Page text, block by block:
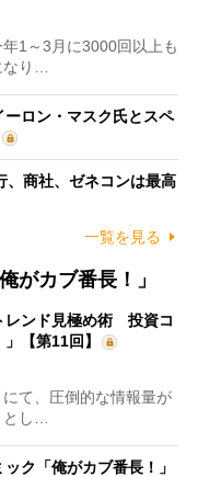
1～3月に3000回以上も
り…
ーロン・マスク氏とスペ
、商社、ゼネコンは最高
一覧を見る
がカブ番長！」
レンド見極め術 投資コ
【第11回】
て、圧倒的な情報量が
し…
ク「俺がカブ番長！」